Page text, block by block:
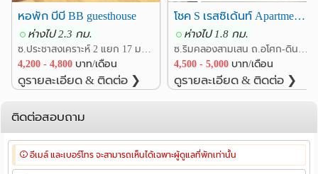
• Thai food – 100 m
• Western food and pizza – 200 m
• Japanese food – 300 m
• Korean food – 400 m
entertainment spots – 300 m
• Glow club – 300 m
• Narz club – 500 m
หอพัก บีบี BB guesthouse
ห่างไป 2.3 กม.
ซ.ประชาสงเคราะห์ 2 แยก 17 มารวย 2 ถ.ประชาสงเคราะห์ แขวงดินแดง เขตดินแดง กรุงเทพ
4,200 - 4,800 บาท/เดือน
ดูรายละเอียด & ติดต่อ ❯
โชค S เรสซิเด้นท์ Apartment อพาร์ทเม้นท์ ริมคลองสามเสน อยู่หลัง Toyota Tsusho &มี 108 Shop
ห่างไป 1.8 กม.
ซ.ริมคลองสามเสน ถ.อโศก-ดินแดง แขวงดินแดง เขตดินแดง กรุงเทพ
4,500 - 5,000 บาท/เดือน
ดูรายละเอียด & ติดต่อ ❯
ติดต่อสอบถาม
อีเมล์ และเบอร์โทร จะสามารถเห็นได้เฉพาะผู้ดูแลที่พักเท่านั้น